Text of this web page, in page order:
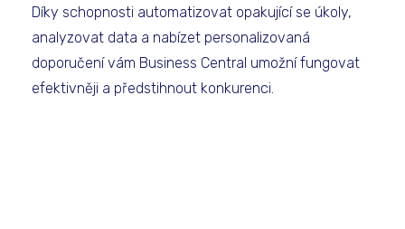
Díky schopnosti automatizovat opakující se úkoly,
analyzovat data a nabízet personalizovaná
doporučení vám Business Central umožní fungovat
efektivněji a předstihnout konkurenci.